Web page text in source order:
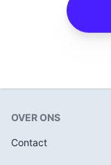
OVER ONS
Contact